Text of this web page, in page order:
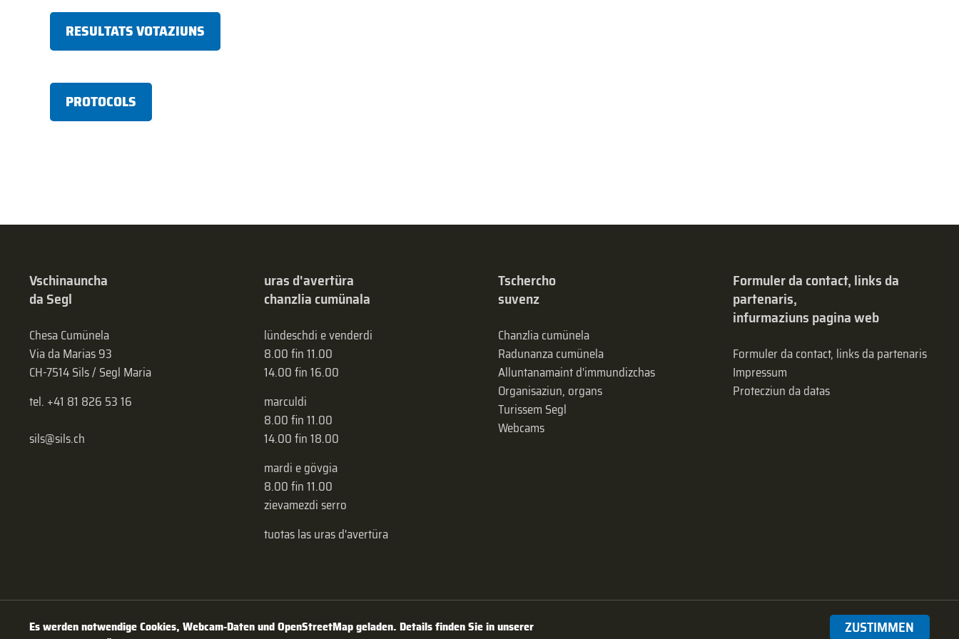
RESULTATS VOTAZIUNS
PROTOCOLS
Vschinauncha
da Segl
Chesa Cumünela
Via da Marias 93
CH-7514 Sils / Segl Maria
tel. +41 81 826 53 16
sils@sils.ch
uras d'avertüra
chanzlia cumünala
lündeschdi e venderdi
8.00 fin 11.00
14.00 fin 16.00
marculdi
8.00 fin 11.00
14.00 fin 18.00
mardi e gövgia
8.00 fin 11.00
zievamezdi serro
tuotas las uras d'avertüra
Tschercho
suvenz
Chanzlia cumünela
Radunanza cumünela
Alluntanamaint d'immundizchas
Organisaziun, organs
Turissem Segl
Webcams
Formuler da contact, links da
partenaris,
infurmaziuns pagina web
Formuler da contact, links da partenaris
Impressum
Protecziun da datas
Es werden notwendige Cookies, Webcam-Daten und OpenStreetMap geladen. Details finden Sie in unserer
ZUSTIMMEN